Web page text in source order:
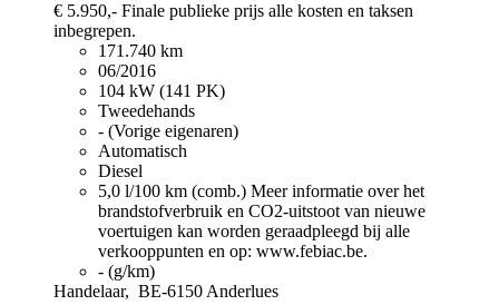
€ 5.950,- Finale publieke prijs alle kosten en taksen
inbegrepen.
171.740 km
06/2016
104 kW (141 PK)
Tweedehands
- (Vorige eigenaren)
Automatisch
Diesel
5,0 l/100 km (comb.) Meer informatie over het
brandstofverbruik en CO2-uitstoot van nieuwe
voertuigen kan worden geraadpleegd bij alle
verkooppunten en op: www.febiac.be.
- (g/km)
Handelaar, BE-6150 Anderlues